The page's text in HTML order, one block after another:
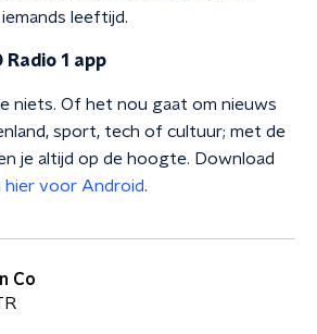
leeftijd.
Radio 1 app
niets. Of het nou gaat om nieuws
sport, tech of cultuur; met de
je altijd op de hoogte. Download
hier voor Android.
Co